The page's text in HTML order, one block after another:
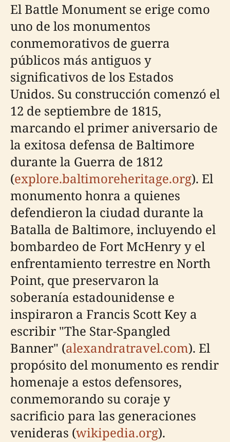
El Battle Monument se erige como
uno de los monumentos
conmemorativos de guerra
públicos más antiguos y
significativos de los Estados
Unidos. Su construcción comenzó el
12 de septiembre de 1815,
marcando el primer aniversario de
la exitosa defensa de Baltimore
durante la Guerra de 1812
(explore.baltimoreheritage.org). El
monumento honra a quienes
defendieron la ciudad durante la
Batalla de Baltimore, incluyendo el
bombardeo de Fort McHenry y el
enfrentamiento terrestre en North
Point, que preservaron la
soberanía estadounidense e
inspiraron a Francis Scott Key a
escribir "The Star-Spangled
Banner" (alexandratravel.com). El
propósito del monumento es rendir
homenaje a estos defensores,
conmemorando su coraje y
sacrificio para las generaciones
venideras (wikipedia.org).